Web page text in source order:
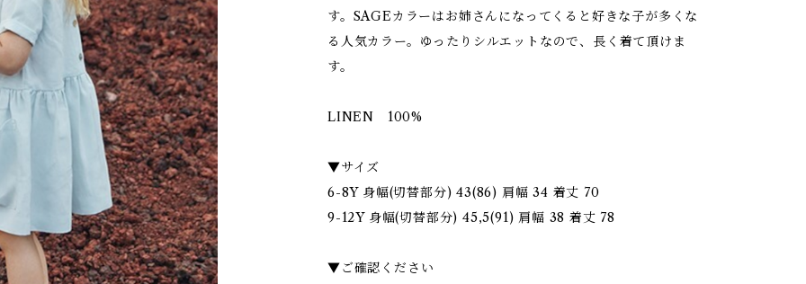
す。SAGEカラーはお姉さんになってくると好きな子が多くな
る人気カラー。ゆったりシルエットなので、長く着て頂けま
す。
LINEN 100%
▼サイズ
6-8Y 身幅(切替部分) 43(86) 肩幅 34 着丈 70
9-12Y 身幅(切替部分) 45,5(91) 肩幅 38 着丈 78
▼ご確認ください